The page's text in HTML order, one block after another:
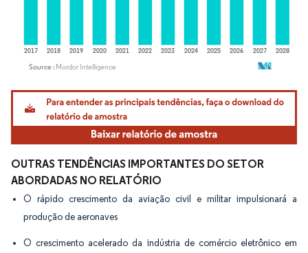
Imagem © Mordor Intelligence. O reuso requer atribuição conforme CC BY 4.0.
OUTRAS TENDÊNCIAS IMPORTANTES DO SETOR
ABORDADAS NO RELATÓRIO
O rápido crescimento da aviação civil e militar impulsionará a
produção de aeronaves
O crescimento acelerado da indústria de comércio eletrônico em